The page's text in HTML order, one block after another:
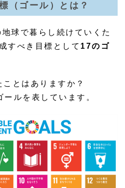
（ゴール）とは？
球で暮らし続けていくた
すべき目標として 17のゴ
とはありますか？
ルを表しています。